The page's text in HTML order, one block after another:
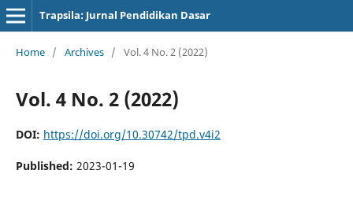
Trapsila: Jurnal Pendidikan Dasar
Home / Archives / Vol. 4 No. 2 (2022)
Vol. 4 No. 2 (2022)
DOI: https://doi.org/10.30742/tpd.v4i2
Published: 2023-01-19